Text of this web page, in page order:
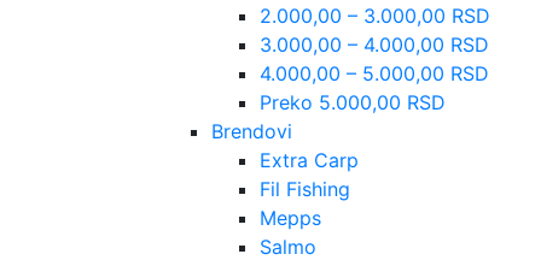
2.000,00 – 3.000,00 RSD
3.000,00 – 4.000,00 RSD
4.000,00 – 5.000,00 RSD
Preko 5.000,00 RSD
Brendovi
Extra Carp
Fil Fishing
Mepps
Salmo